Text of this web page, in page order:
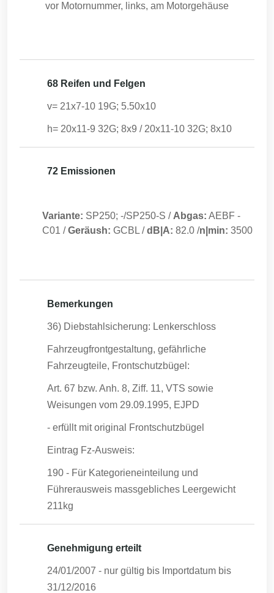
vor Motornummer, links, am Motorgehäuse
68 Reifen und Felgen
v= 21x7-10 19G; 5.50x10
h= 20x11-9 32G; 8x9 / 20x11-10 32G; 8x10
72 Emissionen
Variante: SP250; -/SP250-S / Abgas: AEBF -
C01 /Geräush: GCBL /dB|A: 82.0 /n|min: 3500
Bemerkungen
36) Diebstahlsicherung: Lenkerschloss
Fahrzeugfrontgestaltung, gefährliche
Fahrzeugteile, Frontschutzbügel:
Art. 67 bzw. Anh. 8, Ziff. 11, VTS sowie
Weisungen vom 29.09.1995, EJPD
- erfüllt mit original Frontschutzbügel
Eintrag Fz-Ausweis:
190 - Für Kategorieneinteilung und
Führerausweis massgebliches Leergewicht
211kg
Genehmigung erteilt
24/01/2007 - nur gültig bis Importdatum bis
31/12/2016